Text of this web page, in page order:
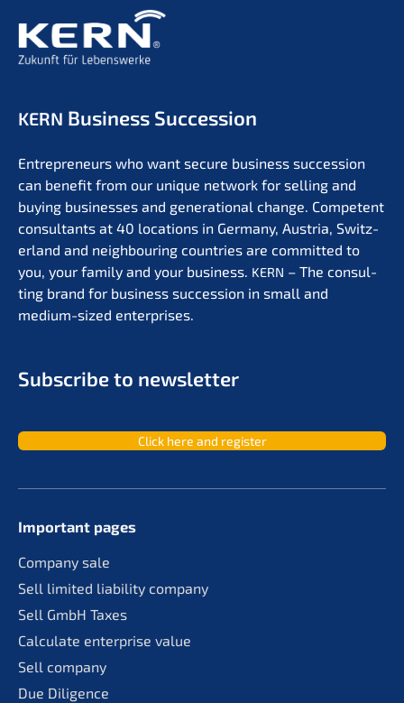
KERN Business Succession
Entre­pre­neurs who want secure business succes­si­on
can benefit from our unique network for selling and
buying businesses and genera­tio­nal change. Compe­tent
consul­tants at 40 locati­ons in Germa­ny, Austria, Switz­
er­land and neigh­bou­ring count­ries are commit­ted to
you, your family and your business. KERN – The consul­
ting brand for business succes­si­on in small and
medium-sized enterprises.
Subscri­be to newsletter
Click here and register
Important pages
Compa­ny sale
Sell limit­ed liabi­li­ty company
Sell GmbH Taxes
Calcu­la­te enter­pri­se value
Sell compa­ny
Due Diligence